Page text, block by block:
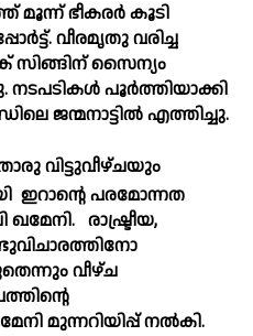
മൂന്ന് ഭീകരര്‍ കൂടി
വീരമൃതു വരിച്ച
സിങ്ങിന് സൈന്യം
നടപടികള്‍ പൂര്‍ത്തിയാക്കി
ജന്മനാട്ടില്‍ എത്തിച്ചു.
വിട്ടുവീഴ്ചയും
ഇറാന്റെ പരമോന്നത
രാഷ്ട്രീയ,
വീഴ്ച
മുന്നറിയിപ്പ് നല്‍കി.